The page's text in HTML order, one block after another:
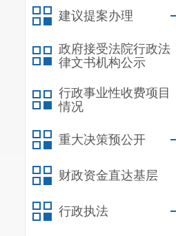
建议提案办理
政府接受法院行政法
律文书机构公示
行政事业性收费项目
情况
重大决策预公开
财政资金直达基层
行政执法